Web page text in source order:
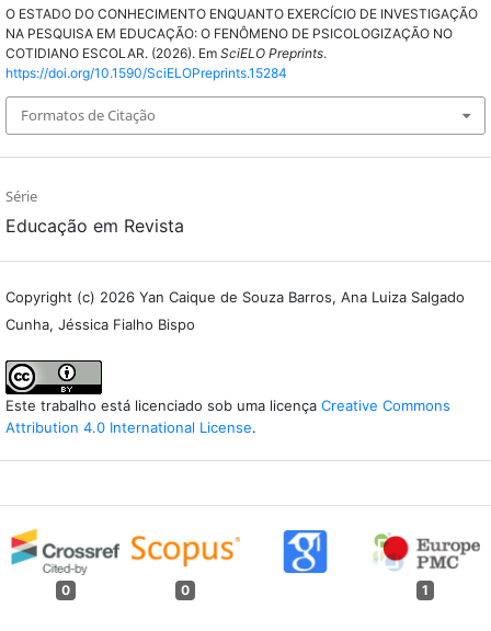
O ESTADO DO CONHECIMENTO ENQUANTO EXERCÍCIO DE INVESTIGAÇÃO
NA PESQUISA EM EDUCAÇÃO: O FENÔMENO DE PSICOLOGIZAÇÃO NO
COTIDIANO ESCOLAR. (2026). Em SciELO Preprints.
https://doi.org/10.1590/SciELOPreprints.15284
Formatos de Citação
Série
Educação em Revista
Copyright (c) 2026 Yan Caique de Souza Barros, Ana Luiza Salgado
Cunha, Jéssica Fialho Bispo
Este trabalho está licenciado sob uma licença Creative Commons
Attribution 4.0 International License.
0 0 1